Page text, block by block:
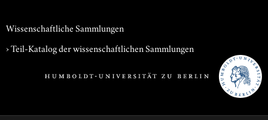
Wissenschaftliche Sammlungen
› Teil-Katalog der wissenschaftlichen Sammlungen